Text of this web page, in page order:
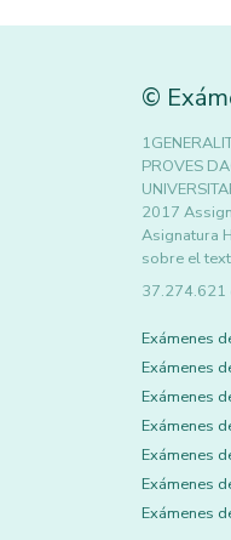
©
PROVES
2017
Asignatura
sobre el
37.274.621
Exámenes
Exámenes
Exámenes
Exámenes
Exámenes
Exámenes
Exámenes